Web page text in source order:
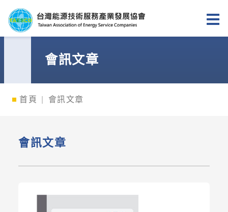
台灣能源技術服務產業發展協
會訊文章
首頁 會訊文章
會訊文章